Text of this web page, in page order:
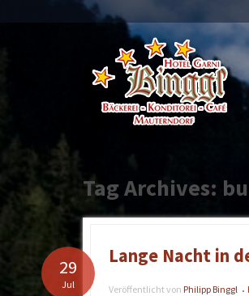
Tag Archives:
Lange Nacht in
Veröffentlicht von Philipp Binggl •
29
Jul